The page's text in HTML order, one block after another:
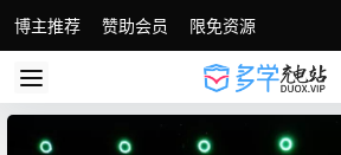
博主推荐 赞助会员 限免资源